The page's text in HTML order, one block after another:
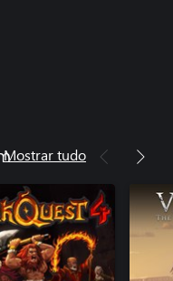
Mostrar tudo